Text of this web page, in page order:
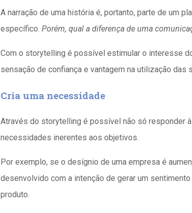
A narração de uma história é, portanto, parte de um
específico.Porém, qual a diferença de uma
Com o storytelling é possível estimular o interesse
sensação de confiança e vantagem na utilização das
Cria uma necessidade
Através do storytelling é possível não só responder
necessidades inerentes aos objetivos.
Por exemplo, se o desígnio de uma empresa é
desenvolvido com a intenção de gerar um
produto.